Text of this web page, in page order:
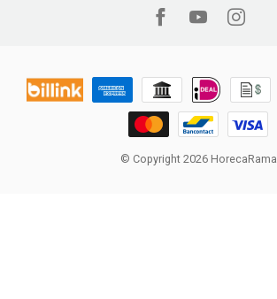
© Copyright 2026 HorecaRama